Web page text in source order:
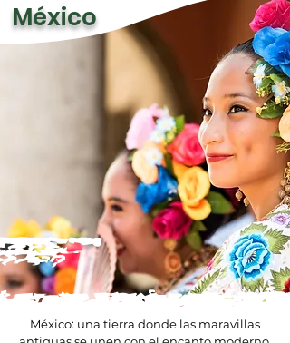
México
México: una tierra donde las maravillas